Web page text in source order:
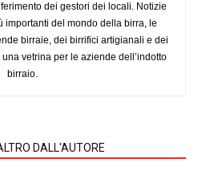
dei gestori dei locali. Notizie
importanti del mondo della birra, le
birraie, dei birrifici artigianali e dei
vetrina per le aziende dell’indotto
birraio.
DALL'AUTORE